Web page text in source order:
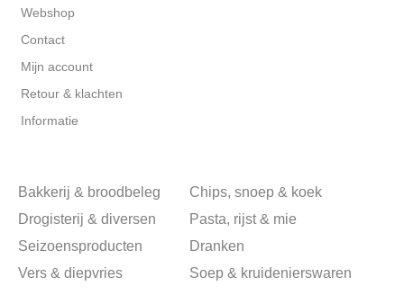
Webshop
Contact
Mijn account
Retour & klachten
Informatie
Bakkerij & broodbeleg
Chips, snoep & koek
Drogisterij & diversen
Pasta, rijst & mie
Seizoensproducten
Dranken
Vers & diepvries
Soep & kruidenierswaren